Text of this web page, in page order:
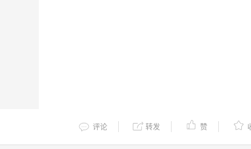
评论 转发 赞